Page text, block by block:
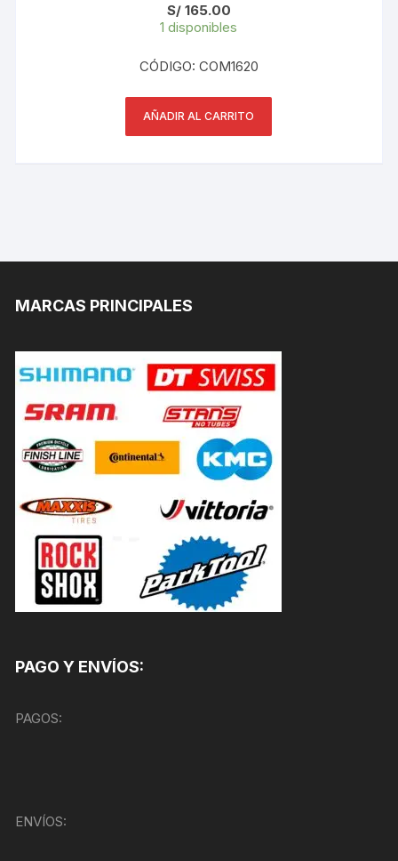
S/165.00
1 disponibles
CÓDIGO: COM1620
AÑADIR AL CARRITO
MARCAS PRINCIPALES
PAGO Y ENVÍOS:
PAGOS:
ENVÍOS: